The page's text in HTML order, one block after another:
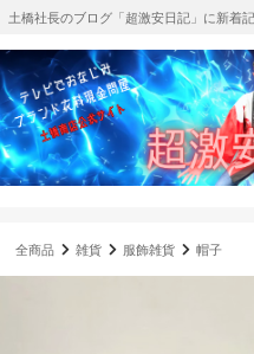
土橋社長のブログ「超激安日記」に新着
全商品 雑貨 服飾雑貨 帽子